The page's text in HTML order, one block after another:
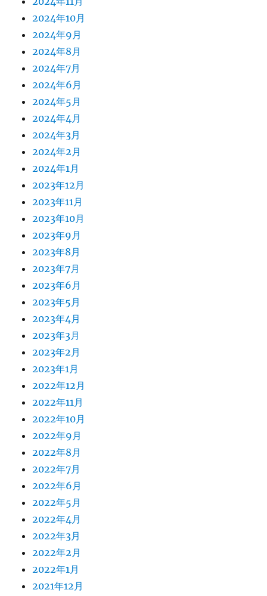
2024年10月
2024年9月
2024年8月
2024年7月
2024年6月
2024年5月
2024年4月
2024年3月
2024年2月
2024年1月
2023年12月
2023年11月
2023年10月
2023年9月
2023年8月
2023年7月
2023年6月
2023年5月
2023年4月
2023年3月
2023年2月
2023年1月
2022年12月
2022年11月
2022年10月
2022年9月
2022年8月
2022年7月
2022年6月
2022年5月
2022年4月
2022年3月
2022年2月
2022年1月
2021年12月